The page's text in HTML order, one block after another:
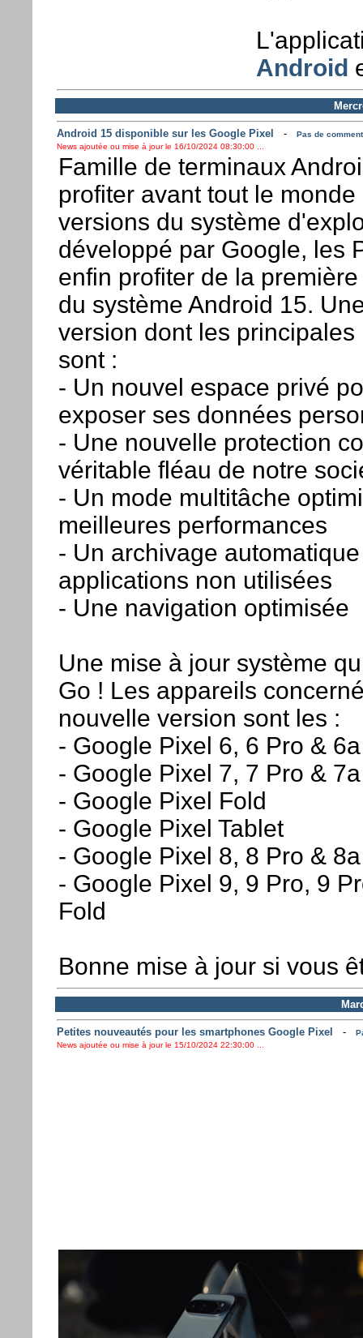
Android
Android 15 disponible sur les Google Pixel -
Pas de
News ajoutée ou mise à jour le 16/10/2024 08:30:00 ...
Famille de terminaux
profiter avant tout le
versions du système
développé par Google, les
enfin profiter de la
du système Android 15.
version dont les principales
sont :
- Un nouvel espace privé
exposer ses données
- Une nouvelle protection
véritable fléau de notre
- Un mode multitâche
meilleures performances
- Un archivage
applications non utilisées
- Une navigation optimisée
Une mise à jour système
Go ! Les appareils
nouvelle version sont les :
- Google Pixel 6, 6 Pro & 6a
- Google Pixel 7, 7 Pro & 7a
- Google Pixel Fold
- Google Pixel Tablet
- Google Pixel 8, 8 Pro & 8a
- Google Pixel 9, 9 Pro, 9
Fold
Bonne mise à jour si vous
Petites nouveautés pour les smartphones Google Pixel -
News ajoutée ou mise à jour le 15/10/2024 22:30:00 ...